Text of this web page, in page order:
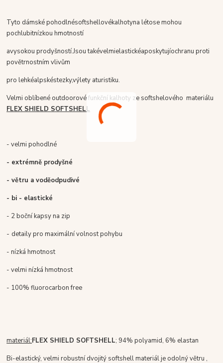
Tyto dámské pohodlnésoftshellovékalhotyna létose mohou
pochlubitnízkou hmotností
avysokou prodyšností.Jsou takévelmielastickéaposkytujíochranu proti
povětrnostním vlivům
pro lehkéalpskéstezky,výlety aturistiku.
Velmi oblíbené outdoorové funkční kalhoty ze softshelového materiálu
FLEX SHIELD SOFTSHELL
- velmi pohodlné
- extrémně prodyšné
- větru a voděodpudivé
- bi - elastické
- 2 boční kapsy na zip
- detaily pro maximální volnost pohybu
- nízká hmotnost
- velmi nízká hmotnost
- 100% fluorocarbon free
materiál:FLEX SHIELD SOFTSHELL; 94% polyamid, 6% elastan
Bi-elastický, velmi robustní dvojitý softshell materiál je odolný větru ,